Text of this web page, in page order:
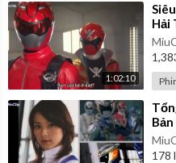
1:02:10
Hải
178